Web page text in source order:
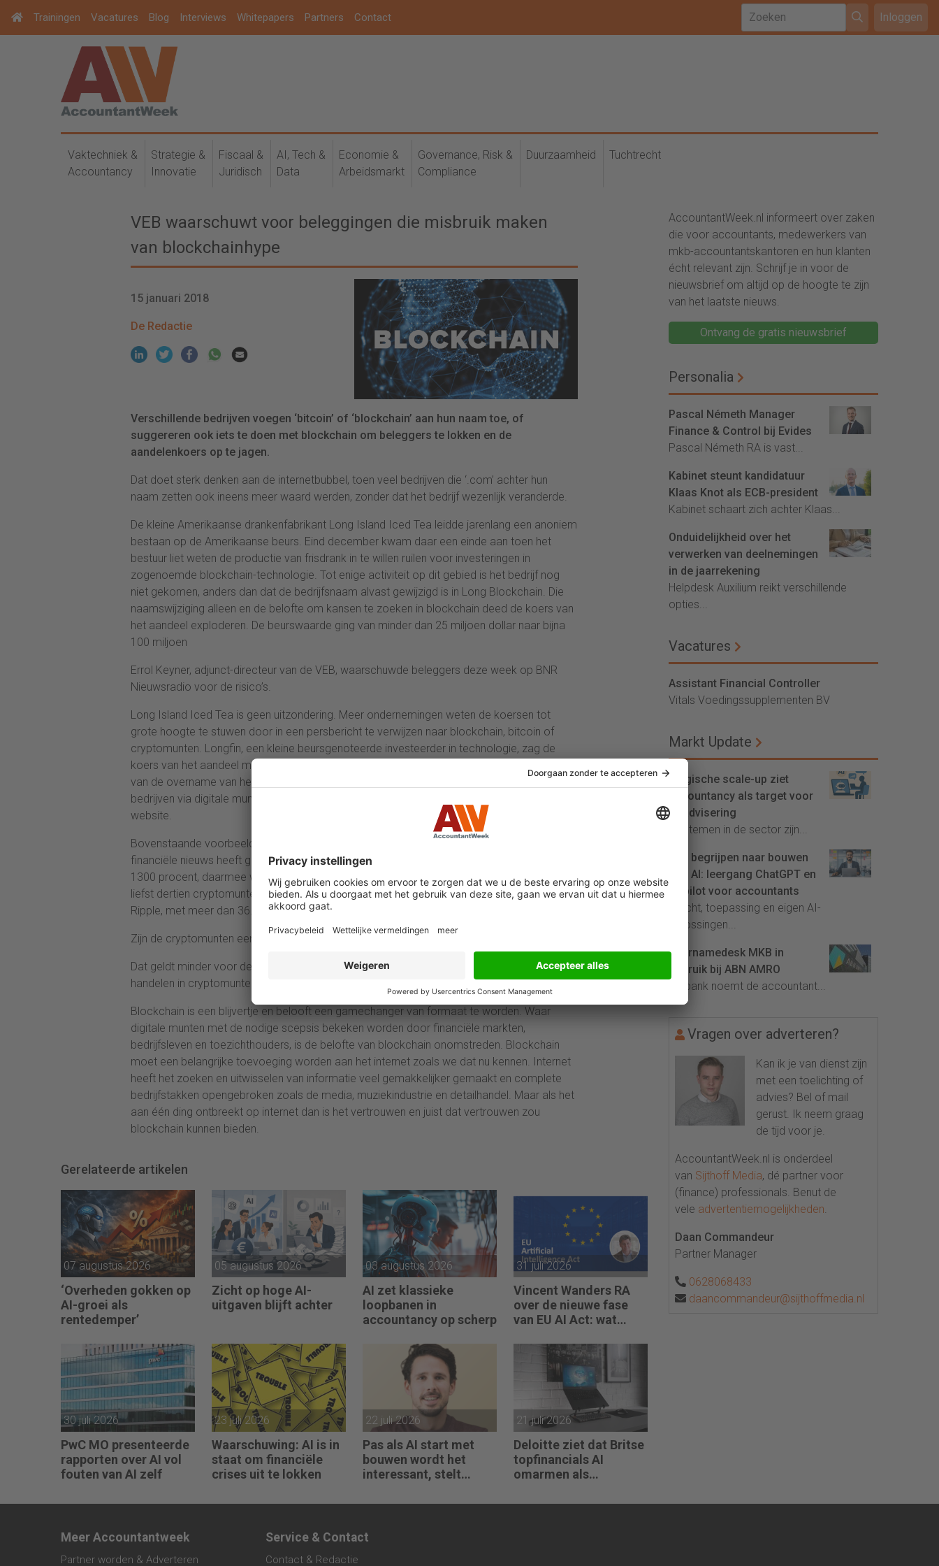
Trainingen Vacatures Blog Interviews Whitepapers Partners Contact Inloggen
Vaktechniek &
Accountancy
Strategie &
Innovatie
Fiscaal &
Juridisch
AI, Tech &
Data
Economie &
Arbeidsmarkt
Governance, Risk &
Compliance
Duurzaamheid Tuchtrecht
VEB waarschuwt voor beleggingen die misbruik maken
van blockchainhype
15 januari 2018
De Redactie
Verschillende bedrijven voegen ‘bitcoin’ of ‘blockchain’ aan hun naam toe, of
suggereren ook iets te doen met blockchain om beleggers te lokken en de
aandelenkoers op te jagen.
Dat doet sterk denken aan de internetbubbel, toen veel bedrijven die ‘.com’ achter hun
naam zetten ook ineens meer waard werden, zonder dat het bedrijf wezenlijk veranderde.
De kleine Amerikaanse drankenfabrikant Long Island Iced Tea leidde jarenlang een anoniem
bestaan op de Amerikaanse beurs. Eind december kwam daar een einde aan toen het
bestuur liet weten de productie van frisdrank in te willen ruilen voor investeringen in
zogenoemde blockchain-technologie. Tot enige activiteit op dit gebied is het bedrijf nog
niet gekomen, anders dan dat de bedrijfsnaam alvast gewijzigd is in Long Blockchain. Die
naamswijziging alleen en de belofte om kansen te zoeken in blockchain deed de koers van
het aandeel exploderen. De beurswaarde ging van minder dan 25 miljoen dollar naar bijna
100 miljoen
Errol Keyner, adjunct-directeur van de VEB, waarschuwde beleggers deze week op BNR
Nieuwsradio voor de risico’s.
Long Island Iced Tea is geen uitzondering. Meer ondernemingen weten de koersen tot
grote hoogte te stuwen door in een persbericht te verwijzen naar blockchain, bitcoin of
cryptomunten. Longfin, een kleine beursgenoteerde investeerder in technologie, zag de
koers van het aandeel met 2000 procent stijgen in een paar dagen nadat bekend worden
van de overname van het bedrijf Ziddu.com. ZIddu.com legt zich toe op financiering voor
bedrijven via digitale munten, maar heeft voorlopig niet eens een volledig werkende
website.
Bovenstaande voorbeelden mogen bizar zijn, echt verrassend zijn ze niet voor wie het
financiële nieuws heeft gevolgd. Afgelopen jaar steeg de waarde van bitcoin met meer dan
1300 procent, daarmee was het niet eens de snelste stijger onder de digitale munten. Van
liefst dertien cryptomunten steeg de koers afgelopen jaar nog sneller, die van nummer 1,
Ripple, met meer dan 36.000 procent
Zijn de cryptomunten een hype? Zonder twijfel.
Dat geldt minder voor de onderliggende technologie die het mogelijk maakt veilig te
handelen in cryptomunten: het systeem dat blockchain heet.
Blockchain is een blijvertje en belooft een gamechanger van formaat te worden. Waar
digitale munten met de nodige scepsis bekeken worden door financiële markten,
bedrijfsleven en toezichthouders, is de belofte van blockchain onomstreden. Blockchain
moet een belangrijke toevoeging worden aan het internet zoals we dat nu kennen. Internet
heeft het zoeken en uitwisselen van informatie veel gemakkelijker gemaakt en complete
bedrijfstakken opengebroken zoals de media, muziekindustrie en detailhandel. Maar als het
aan één ding ontbreekt op internet dan is het vertrouwen en juist dat vertrouwen zou
blockchain kunnen bieden.
Gerelateerde artikelen
07 augustus 2026
‘Overheden gokken op
AI-groei als
rentedemper’
05 augustus 2026
Zicht op hoge AI-
uitgaven blijft achter
03 augustus 2026
AI zet klassieke
loopbanen in
accountancy op scherp
31 juli 2026
Vincent Wanders RA
over de nieuwe fase
van EU AI Act: wat
moeten regelen
30 juli 2026
PwC MO presenteerde
rapporten over AI vol
fouten van AI zelf
23 juli 2026
Waarschuwing: AI is in
staat om financiële
crises uit te lokken
22 juli 2026
Pas als AI start met
bouwen wordt het
interessant, stelt
21 juli 2026
Deloitte ziet dat Britse
topfinancials AI
omarmen als
AccountantWeek.nl informeert over zaken
die voor accountants, medewerkers van
mkb-accountantskantoren en hun klanten
écht relevant zijn. Schrijf je in voor de
nieuwsbrief om altijd op de hoogte te zijn
van het laatste nieuws.
Ontvang de gratis nieuwsbrief
Personalia
Pascal Németh Manager
Finance & Control bij Evides
Pascal Németh RA is vast...
Kabinet steunt kandidatuur
Klaas Knot als ECB-president
Kabinet schaart zich achter Klaas...
Onduidelijkheid over het
verwerken van deelnemingen
in de jaarrekening
Helpdesk Auxilium reikt verschillende
opties...
Vacatures
Assistant Financial Controller
Vitals Voedingssupplementen BV
Markt Update
Belgische scale-up ziet
accountancy als target voor
AI-advisering
'Systemen in de sector zijn...
Van begrijpen naar bouwen
met AI: leergang ChatGPT en
Copilot voor accountants
Inzicht, toepassing en eigen AI-
oplossingen...
Overnamedesk MKB in
gebruik bij ABN AMRO
De bank noemt de accountant...
Vragen over adverteren?
Kan ik je van dienst zijn
met een toelichting of
advies? Bel of mail
gerust. Ik neem graag
de tijd voor je.
AccountantWeek.nl is onderdeel
van Sijthoff Media, dé partner voor
(finance) professionals. Benut de
vele advertentiemogelijkheden.
Daan Commandeur
Partner Manager
0628068433
daancommandeur@sijthoffmedia.nl
Meer Accountantweek
Partner worden & Adverteren
Service & Contact
Contact & Redactie